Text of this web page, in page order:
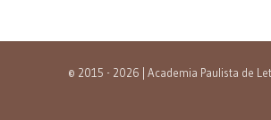
© 2015 - 2026 | Academia Paulista de